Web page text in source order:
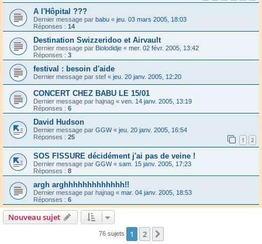
A l'Hôpital ???
Dernier message par babu « jeu. 03 mars 2005, 18:03
Réponses : 14
Destination Swizzeridoo et Airvault
Dernier message par Biolodidje « mer. 02 févr. 2005, 13:42
Réponses : 3
festival : besoin d'aide
Dernier message par stef « jeu. 20 janv. 2005, 12:20
CONCERT CHEZ BABU LE 15/01
Dernier message par hajnag « ven. 14 janv. 2005, 13:19
Réponses : 6
David Hudson
Dernier message par GGW« jeu. 20 janv. 2005, 16:54
Réponses : 25 1 2
SOS FISSURE décidément j'ai pas de veine !
Dernier message par GGW« sam. 15 janv. 2005, 17:23
Réponses : 8
argh arghhhhhhhhhhhhh!!
Dernier message par hajnag « mar. 04 janv. 2005, 18:53
Réponses : 6
Nouveau sujet
76 sujets 1 2